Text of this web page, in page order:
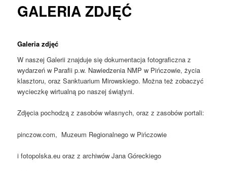
GALERIA ZDJĘĆ
Galeria zdjęć
W naszej Galerii znajduje się dokumentacja fotograficzna z
wydarzeń w Parafii p.w. Nawiedzenia NMP w Pińczowie, życia
klasztoru, oraz Sanktuarium Mirowskiego. Można też zobaczyć
wycieczkę wirtualną po naszej świątyni.
Zdjęcia pochodzą z zasobów własnych, oraz z zasobów portali:
pinczow.com, Muzeum Regionalnego w Pińczowie
i fotopolska.eu oraz z archiwów Jana Góreckiego